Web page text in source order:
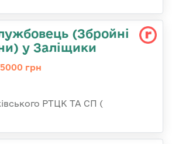
(Збройні
у Заліщики
грн
РТЦК ТА СП (